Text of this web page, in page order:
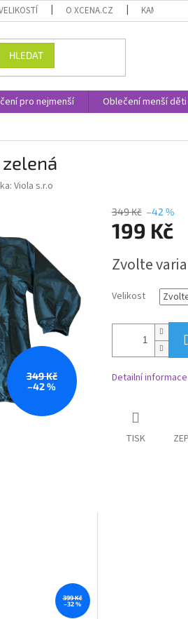
O XCENA.CZ KAMENNÉ
HLEDAT
pro nejmenší Oblečení menší děti
Viola s.r.o
349 Kč
–42 %
349 Kč –42 %
199 Kč
cena:
Zvolte
Velikost
Detailní informace
TISK
399 Kč
–32 %